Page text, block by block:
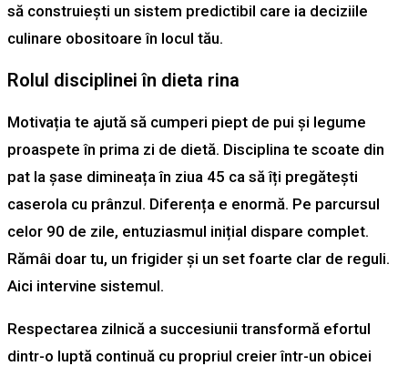
să construiești un sistem predictibil care ia deciziile
culinare obositoare în locul tău.
Rolul disciplinei în dieta rina
Motivația te ajută să cumperi piept de pui și legume
proaspete în prima zi de dietă. Disciplina te scoate din
pat la șase dimineața în ziua 45 ca să îți pregătești
caserola cu prânzul. Diferența e enormă. Pe parcursul
celor 90 de zile, entuziasmul inițial dispare complet.
Rămâi doar tu, un frigider și un set foarte clar de reguli.
Aici intervine sistemul.
Respectarea zilnică a succesiunii transformă efortul
dintr-o luptă continuă cu propriul creier într-un obicei